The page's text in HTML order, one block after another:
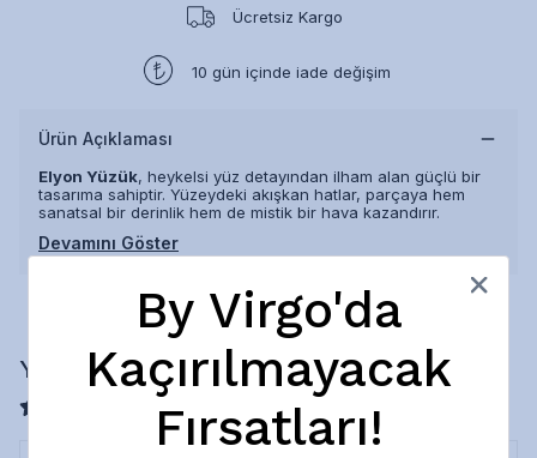
Ücretsiz Kargo
10 gün içinde iade değişim
Ürün Açıklaması
Elyon Yüzük, heykelsi yüz detayından ilham alan güçlü bir
tasarıma sahiptir. Yüzeydeki akışkan hatlar, parçaya hem
sanatsal bir derinlik hem de mistik bir hava kazandırır.
Devamını Göster
Yorumlar
4 değerlendirmeye göre
By Virgo'da
Kaçırılmayacak
Fırsatları!